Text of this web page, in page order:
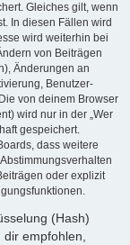
Gleiches gilt, wenn
In diesen Fällen wird
wird weiterhin bei
von Beiträgen
Änderungen an
Benutzer-
von deinem Browser
wird nur in der „Wer
gespeichert.
dass weitere
oder explizit
(Hash)
empfohlen,